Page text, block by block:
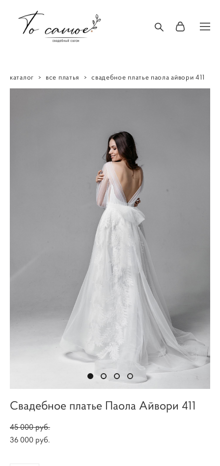
каталог > все платья > свадебное платье паола айвори 411
Свадебное платье Паола Айвори 411
45 000 pуб.
36 000 pуб.